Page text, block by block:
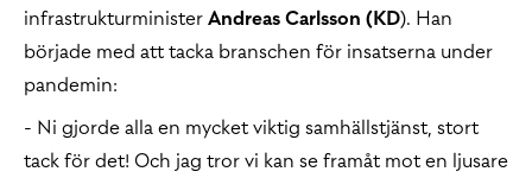
infrastrukturministerAndreas Carlsson (KD). Han
började med att tacka branschen för insatserna under
pandemin:
- Ni gjorde alla en mycket viktig samhällstjänst, stort
tack för det! Och jag tror vi kan se framåt mot en ljusare